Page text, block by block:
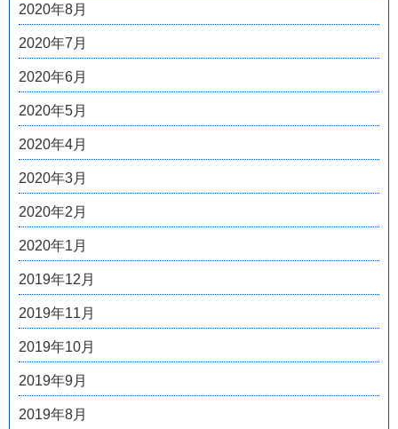
2020年8月
2020年7月
2020年6月
2020年5月
2020年4月
2020年3月
2020年2月
2020年1月
2019年12月
2019年11月
2019年10月
2019年9月
2019年8月